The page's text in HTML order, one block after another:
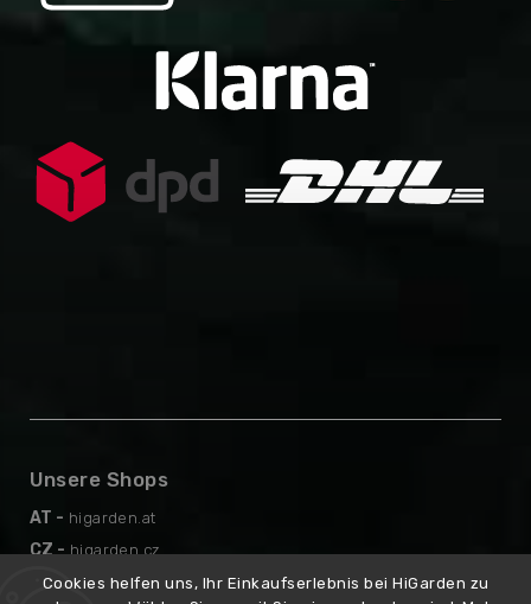
Cookies helfen uns, Ihr Einkaufserlebnis bei HiGarden zu
Unsere Shops
AT - higarden.at
CZ - higarden.cz
EN - higarden.eu